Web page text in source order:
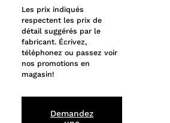
Les prix indiqués
respectent les prix de
détail suggérés par le
fabricant. Écrivez,
téléphonez ou passez voir
nos promotions en
magasin!
Demandez